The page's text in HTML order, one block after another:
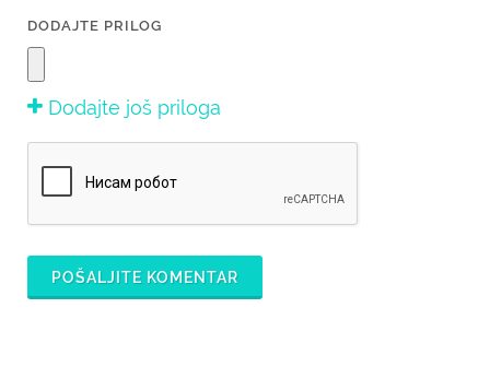
DODAJTE PRILOG
Dodajte još priloga
POŠALJITE KOMENTAR